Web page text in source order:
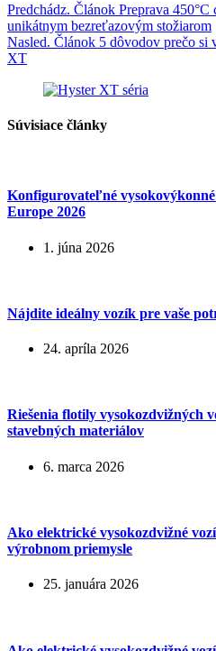
Predchádz. Článok Preprava
unikátnym bezreťazovým stožiarom
Nasled. Článok 5 dôvodov prečo si
XT
Súvisiace články
Konfigurovateľné
Europe 2026
1. júna 2026
Nájdite ideálny vozík pre vaše
24. apríla 2026
Riešenia flotily vysokozdvižných
stavebných materiálov
6. marca 2026
Ako elektrické vysokozdvižné
výrobnom priemysle
25. januára 2026